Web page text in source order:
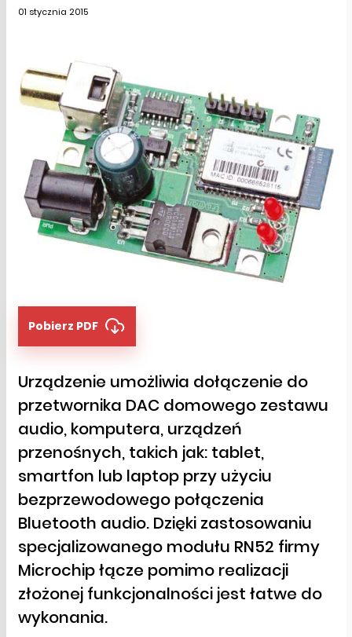
01 stycznia 2015
Pobierz PDF
Urządzenie umożliwia dołączenie do
przetwornika DAC domowego zestawu
audio, komputera, urządzeń
przenośnych, takich jak: tablet,
smartfon lub laptop przy użyciu
bezprzewodowego połączenia
Bluetooth audio. Dzięki zastosowaniu
specjalizowanego modułu RN52 firmy
Microchip łącze pomimo realizacji
złożonej funkcjonalności jest łatwe do
wykonania.